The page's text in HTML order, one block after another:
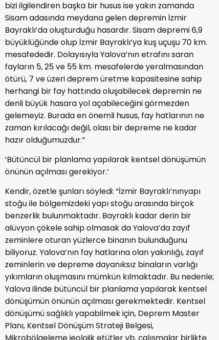
bizi ilgilendiren başka bir husus ise yakın zamanda
Sisam adasında meydana gelen depremin İzmir
Bayraklı’daoluşturduğu hasardır. Sisam depremi 6,9
büyüklüğünde olup İzmir Bayraklı’ya kuş uçuşu 70 km.
mesafededir. Dolayısıyla Yalova’nın etrafını saran
fayların 5, 25ve 55 km. mesafelerde yeralmasından
ötürü, 7 ve üzeri deprem üretme kapasitesine sahip
herhangi bir fay hattında oluşabilecek depremin ne
denli büyük hasara yol açabileceğinigörmezden
gelemeyiz. Burada en önemli husus, fay hatlarının ne
zaman kırılacağı değil, olası bir depreme ne kadar
hazır olduğumuzdur.”
‘Bütüncül bir planlama yapılarak kentsel dönüşümün
önünün açılması gerekiyor.’
Kendir, özetle şunları söyledi: “İzmir Bayraklı’nınyapı
stoğuile bölgemizdeki yapıstoğuarasında birçok
benzerlik bulunmaktadır. Bayraklı kadar derin bir
alüvyon çökele sahip olmasak da Yalova’da zayıf
zeminlere oturan yüzlerce binanın bulunduğunu
biliyoruz. Yalova’nın fay hatlarına olan yakınlığı, zayıf
zeminlerin ve depreme dayanıksız binaların varlığı
yıkımların oluşmasını mümkün kılmaktadır. Bu nedenle;
Yalova ilinde bütüncül bir planlama yapılarak kentsel
dönüşümün önünün açılması gerekmektedir. Kentsel
dönüşümü sağlıklı yapabilmek için, Deprem Master
Planı, Kentsel Dönüşüm Strateji Belgesi,